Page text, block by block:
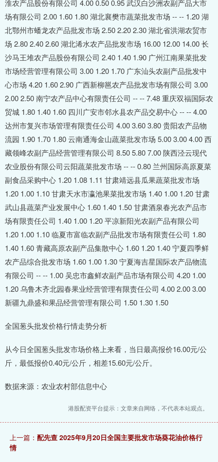
全国葱头批发价格行情走势分析
从今日全国葱头批发市场价格上来看，当日最高报价16.00元/公
斤，最低报价0.40元/公斤，相差15.60元/公斤。
数据来源：农业农村部信息中心
港股配资平台提示：文章来自网络，不代表本站观点。
上一篇： 配先查 2025年9月20日全国主要批发市场葵花油价格行
情